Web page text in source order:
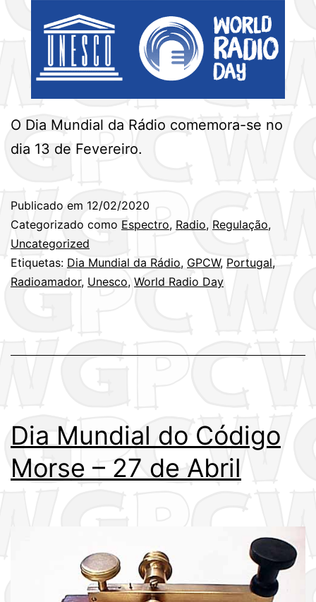
O Dia Mundial da Rádio comemora-se no
dia 13 de Fevereiro.
Publicado em 12/02/2020
Categorizado como Espectro, Radio, Regulação,
Uncategorized
Etiquetas: Dia Mundial da Rádio, GPCW, Portugal,
Radioamador, Unesco, World Radio Day
Dia Mundial do Código
Morse – 27 de Abril